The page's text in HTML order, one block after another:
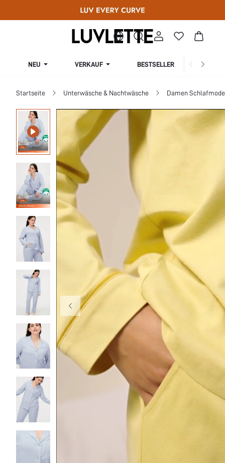
NEU VERKAUF BESTSELLER
Startseite Unterwäsche & Nachtwäsche Damen